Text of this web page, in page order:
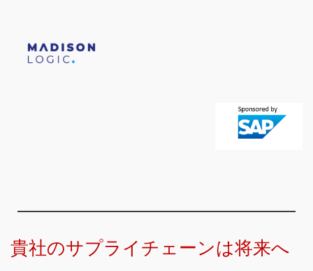
貴社のサプライチェーンは将来へ